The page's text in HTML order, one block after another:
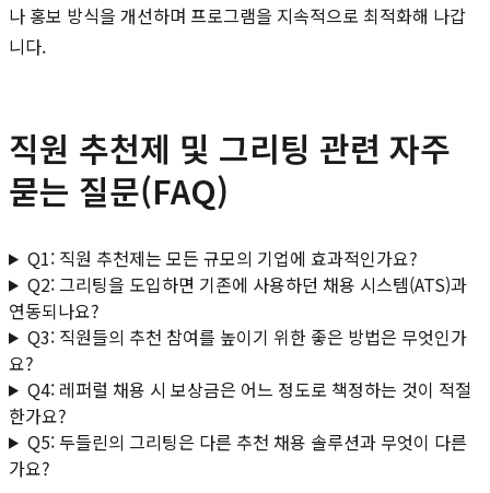
나 홍보 방식을 개선하며 프로그램을 지속적으로 최적화해 나갑
니다.
직원 추천제 및 그리팅 관련 자주
묻는 질문(FAQ)
Q1: 직원 추천제는 모든 규모의 기업에 효과적인가요?
Q2: 그리팅을 도입하면 기존에 사용하던 채용 시스템(ATS)과
연동되나요?
Q3: 직원들의 추천 참여를 높이기 위한 좋은 방법은 무엇인가
요?
Q4: 레퍼럴 채용 시 보상금은 어느 정도로 책정하는 것이 적절
한가요?
Q5: 두들린의 그리팅은 다른 추천 채용 솔루션과 무엇이 다른
가요?